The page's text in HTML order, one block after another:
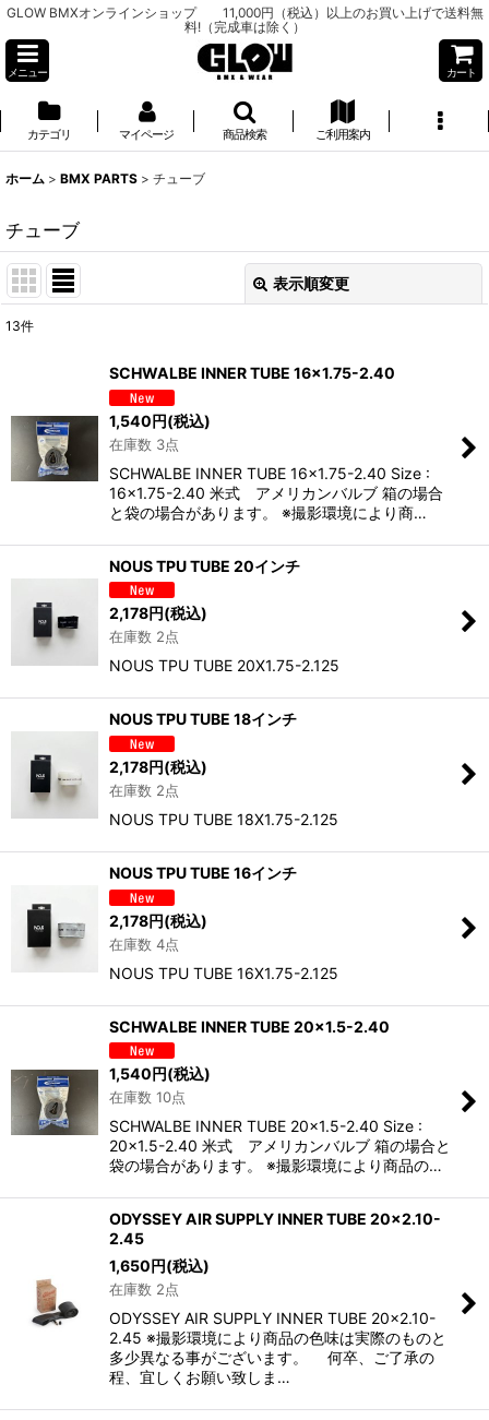
GLOW BMXオンラインショップ 11,000円（税込）以上のお買い上げで送料無
料!（完成車は除く）
メニュー カート
カテゴリ マイページ 商品検索 ご利用案内
ホーム > BMX PARTS > チューブ
チューブ
表示順変更
絞り込む
13件
SCHWALBE INNER TUBE 16×1.75-2.40
1,540円(税込)
在庫数 3点
SCHWALBE INNER TUBE 16×1.75-2.40 Size :
16×1.75-2.40 米式 アメリカンバルブ 箱の場合
と袋の場合があります。 ※撮影環境により商…
NOUS TPU TUBE 20インチ
2,178円(税込)
在庫数 2点
NOUS TPU TUBE 20X1.75-2.125
NOUS TPU TUBE 18インチ
2,178円(税込)
在庫数 2点
NOUS TPU TUBE 18X1.75-2.125
NOUS TPU TUBE 16インチ
2,178円(税込)
在庫数 4点
NOUS TPU TUBE 16X1.75-2.125
SCHWALBE INNER TUBE 20×1.5-2.40
1,540円(税込)
在庫数 10点
SCHWALBE INNER TUBE 20×1.5-2.40 Size :
20×1.5-2.40 米式 アメリカンバルブ 箱の場合と
袋の場合があります。 ※撮影環境により商品の…
ODYSSEY AIR SUPPLY INNER TUBE 20x2.10-
2.45
1,650円(税込)
在庫数 2点
ODYSSEY AIR SUPPLY INNER TUBE 20x2.10-
2.45 ※撮影環境により商品の色味は実際のものと
多少異なる事がございます。 何卒、ご了承の
程、宜しくお願い致しま…